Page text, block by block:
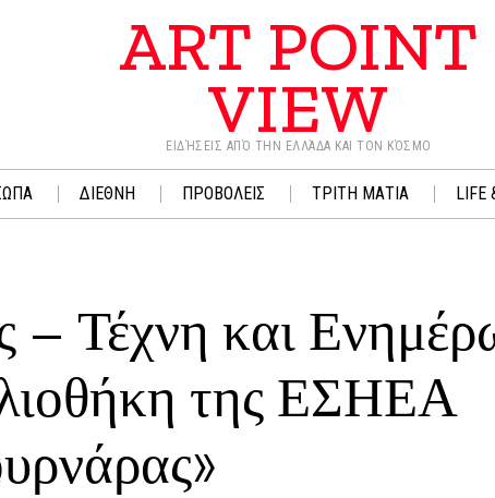
ART POINT
VIEW
ΕΙΔΉΣΕΙΣ ΑΠΌ ΤΗΝ ΕΛΛΆΔΑ ΚΑΙ ΤΟΝ ΚΌΣΜΟ
ΔΙΕΘΝΗ ΠΡΟΒΟΛΕΙΣ ΤΡΙΤΗ ΜΑΤΙΑ LIFE
Τέχνη και
της ΕΣΗΕΑ